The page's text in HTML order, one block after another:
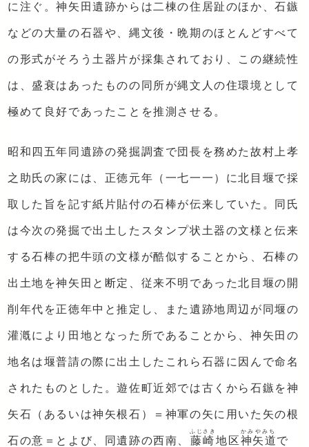
に注ぐ。神矢田遺跡からは二棟の住居趾のほか、石鏃
などの大量の石器や、縄文後・晩期のほとんどすべて
の形式がそろう土器片が採集されており、この継続性
は、盛衰はあったものの同所が縄文人の住環境として
極めて良好であったことを推測させる。
昭和四五年同遺跡の発掘調査で団長を務めた故村上孝
之助氏の家には、正徳元年（一七一一）に北目堰で採
取した旨を記す紙片貼付の石棒が伝来していた。同氏
は今次の発掘で出土したスタンプ状土器の文様と伝来
する石棒の把牛頭の文様が酷似することから、石棒の
出土地を神矢田と断定、従来不明であった北目堰の開
削年代を正徳年中と推定し、また遺跡地周辺が同堰の
灌漑により田地となった所であることから、神矢田の
地名は堰普請の際に出土したこれら石器に因んで命名
されたものとした。遊佐町近郊では古くから石鏃を神
矢石（あるいは神矢根石）＝神軍の矢に用いた矢の根
石の意＝とよび、同遺跡の西南、 藤崎
ふじさき
地区神矢道
かみやみち
で